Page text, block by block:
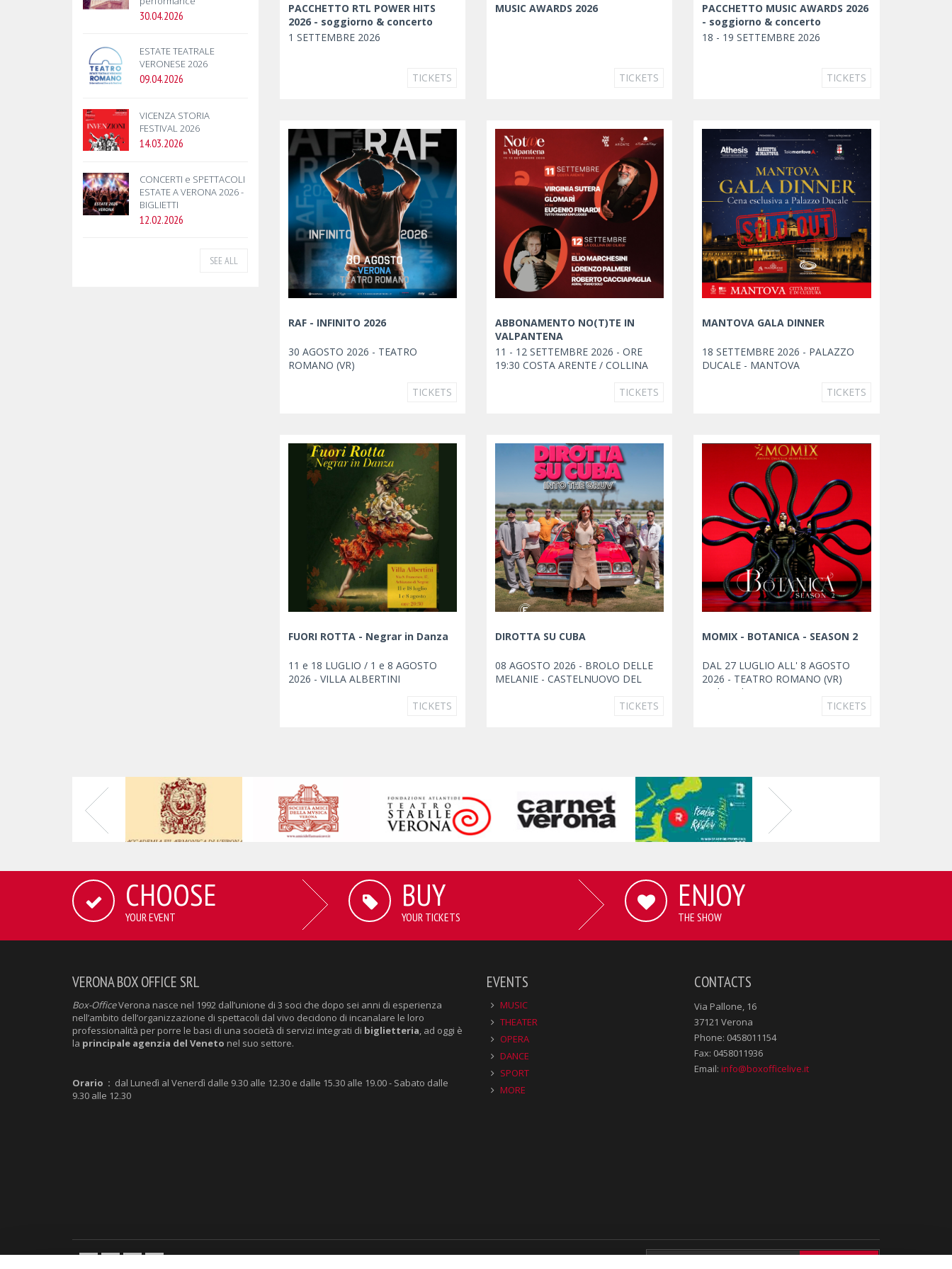
30.04.2026
ESTATE TEATRALE
VERONESE 2026
09.04.2026
VICENZA STORIA
FESTIVAL 2026
14.03.2026
CONCERTI e SPETTACOLI
ESTATE A VERONA 2026 -
BIGLIETTI
12.02.2026
SEE ALL
PACCHETTO RTL POWER HITS
2026 - soggiorno & concerto
1 SETTEMBRE 2026
TICKETS
MUSIC AWARDS 2026
TICKETS
PACCHETTO MUSIC AWARDS 2026
- soggiorno & concerto
18 - 19 SETTEMBRE 2026
TICKETS
RAF - INFINITO 2026
30 AGOSTO 2026 - TEATRO
ROMANO (VR)
TICKETS
ABBONAMENTO NO(T)TE IN
VALPANTENA
11 - 12 SETTEMBRE 2026 - ORE
19:30 COSTA ARENTE / COLLINA
TICKETS
MANTOVA GALA DINNER
18 SETTEMBRE 2026 - PALAZZO
DUCALE - MANTOVA
TICKETS
FUORI ROTTA - Negrar in Danza
11 e 18 LUGLIO / 1 e 8 AGOSTO
2026 - VILLA ALBERTINI
TICKETS
DIROTTA SU CUBA
08 AGOSTO 2026 - BROLO DELLE
MELANIE - CASTELNUOVO DEL
TICKETS
MOMIX - BOTANICA - SEASON 2
DAL 27 LUGLIO ALL' 8 AGOSTO
2026 - TEATRO ROMANO (VR)
Escluso il 2 agosto
TICKETS
CHOOSE
YOUR EVENT
BUY
YOUR TICKETS
ENJOY
THE SHOW
VERONA BOX OFFICE SRL
Box-OfficeVerona nasce nel 1992 dall’unione di 3 soci che dopo sei anni di esperienza
nell’ambito dell’organizzazione di spettacoli dal vivo decidono di incanalare le loro
professionalità per porre le basi di una società di servizi integrati di biglietteria, ad oggi è
la principale agenzia del Veneto nel suo settore.
Orario : dal Lunedì al Venerdì dalle 9.30 alle 12.30 e dalle 15.30 alle 19.00 - Sabato dalle
9.30 alle 12.30
EVENTS
MUSIC
THEATER
OPERA
DANCE
SPORT
MORE
CONTACTS
Via Pallone, 16
37121 Verona
Phone: 0458011154
Fax: 0458011936
Email: info@boxofficelive.it